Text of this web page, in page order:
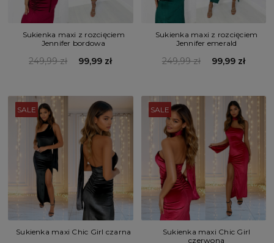
Sukienka maxi z rozcięciem
Jennifer bordowa
249,99 zł 99,99 zł
Sukienka maxi z rozcięciem
Jennifer emerald
249,99 zł 99,99 zł
SALE
Sukienka maxi Chic Girl czarna
SALE
Sukienka maxi Chic Girl
czerwona